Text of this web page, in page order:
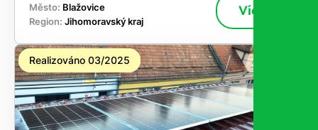
Město: Blažovice
Region: Jihomoravský kraj
Více
Realizováno 03/2025